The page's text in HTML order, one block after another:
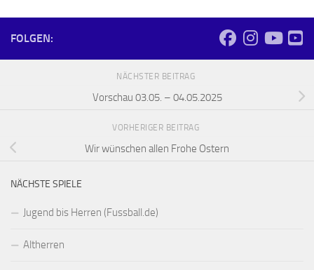
FOLGEN:
NÄCHSTER BEITRAG
Vorschau 03.05. – 04.05.2025
VORHERIGER BEITRAG
Wir wünschen allen Frohe Ostern
NÄCHSTE SPIELE
Jugend bis Herren (Fussball.de)
Altherren